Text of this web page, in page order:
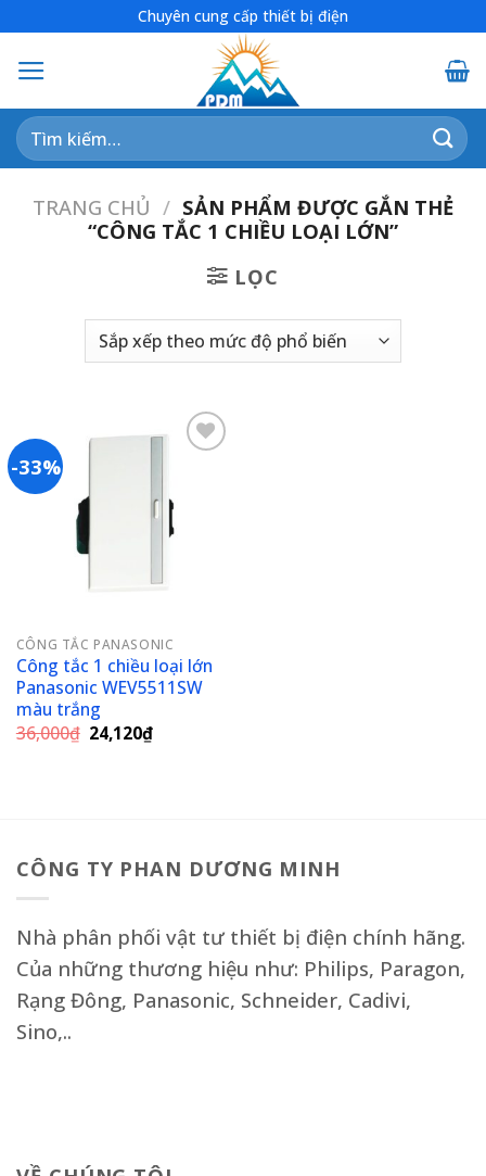
content
Chuyên cung cấp thiết bị điện
Tìm
kiếm:
TRANG CHỦ / SẢN PHẨM ĐƯỢC GẮN THẺ
“CÔNG TẮC 1 CHIỀU LOẠI LỚN”
LỌC
-33%
wishlist
CÔNG TẮC PANASONIC
Công tắc 1 chiều loại lớn
Panasonic WEV5511SW
màu trắng
36,000₫ Giá
gốc
24,120₫Giá
CÔNG TY PHAN DƯƠNG MINH
Nhà phân phối vật tư thiết bị điện chính hãng.
Của những thương hiệu như: Philips, Paragon,
Rạng Đông, Panasonic, Schneider, Cadivi,
Sino,..